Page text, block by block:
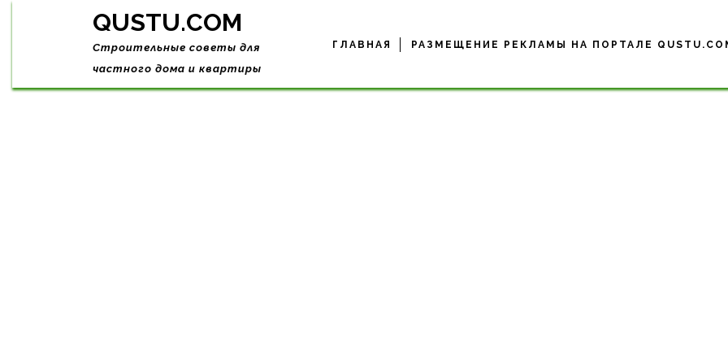
Skip
QUSTU.COM
Строительные советы для
частного дома и квартиры
ГЛАВНАЯ РАЗМЕЩЕНИЕ РЕКЛАМЫ НА ПОРТАЛЕ